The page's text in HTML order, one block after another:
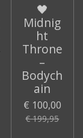
🖤
Midnig
ht
Throne
–
Bodych
ain
€ 100,00
€ 199,95